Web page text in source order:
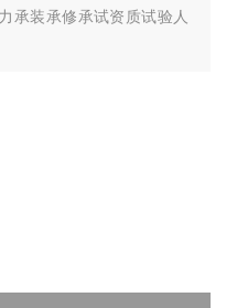
承装承修承试资质试验人